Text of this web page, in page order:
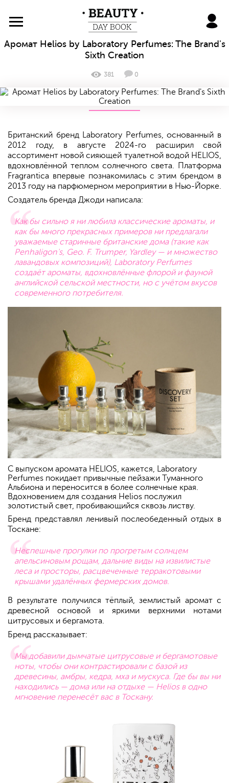
BeautyDayBook
Аромат Helios by Laboratory Perfumes: The Brand's
Sixth Creation
381 0
Британский бренд Laboratory Perfumes, основанный в
2012 году, в августе 2024-го расширил свой
ассортимент новой сияющей туалетной водой HELIOS,
вдохновлённой теплом солнечного света. Платформа
Fragrantica впервые познакомилась с этим брендом в
2013 году на парфюмерном мероприятии в Нью-Йорке.
Создатель бренда Джоди написала:
Как бы сильно я ни любила классические ароматы, и
как бы много прекрасных примеров ни предлагали
уважаемые старинные британские дома (такие как
Penhaligon's, Geo. F. Trumper, Yardley — и множество
лавандовых композиций), Laboratory Perfumes
создаёт ароматы, вдохновлённые флорой и фауной
английской сельской местности, но с учётом вкусов
современного потребителя.
С выпуском аромата HELIOS, кажется, Laboratory
Perfumes покидает привычные пейзажи Туманного
Альбиона и переносится в более солнечные края.
Вдохновением для создания Helios послужил
золотистый свет, пробивающийся сквозь листву.
Бренд представлял ленивый послеобеденный отдых в
Тоскане:
Неспешные прогулки по прогретым солнцем
апельсиновым рощам, дальние виды на извилистые
леса и просторы, расцвеченные терракотовыми
крышами удалённых фермерских домов.
В результате получился тёплый, землистый аромат с
древесной основой и яркими верхними нотами
цитрусовых и бергамота.
Бренд рассказывает:
Мы добавили дымчатые цитрусовые и бергамотовые
ноты, чтобы они контрастировали с базой из
древесины, амбры, кедра, мха и мускуса. Где бы вы ни
находились — дома или на отдыхе — Helios в одно
мгновение перенесёт вас в Тоскану.